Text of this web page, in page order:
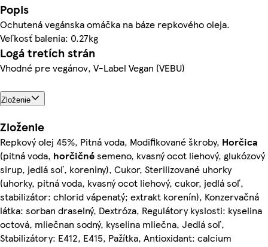
Popis
Ochutená vegánska omáčka na báze repkového oleja.
Veľkosť balenia: 0.27kg
Logá tretích strán
Vhodné pre vegánov, V-Label Vegan (VEBU)
Zloženie
Zloženie
Repkový olej 45%, Pitná voda, Modifikované škroby, Horčica
(pitná voda, horčičnésemeno, kvasný ocot liehový, glukózový
sirup, jedlá soľ, koreniny), Cukor, Sterilizované uhorky
(uhorky, pitná voda, kvasný ocot liehový, cukor, jedlá soľ,
stabilizátor: chlorid vápenatý; extrakt korenín), Konzervačná
látka: sorban draselný, Dextróza, Regulátory kyslosti: kyselina
octová, mliečnan sodný, kyselina mliečna, Jedlá soľ,
Stabilizátory: E412, E415, Pažítka, Antioxidant: calcium